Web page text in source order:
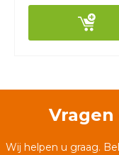
Wij helpen u graag.